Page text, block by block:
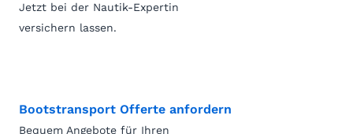
Jetzt bei der Nautik-Expertin
versichern lassen.
Bootstransport Offerte anfordern
Bequem Angebote für Ihren